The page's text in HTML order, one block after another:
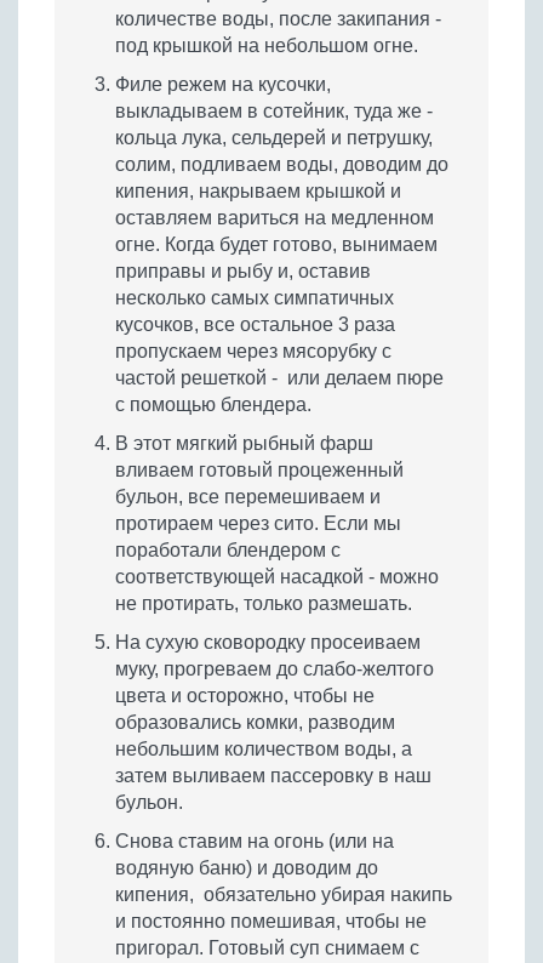
количестве воды, после закипания -
под крышкой на небольшом огне.
Филе режем на кусочки,
выкладываем в сотейник, туда же -
кольца лука, сельдерей и петрушку,
солим, подливаем воды, доводим до
кипения, накрываем крышкой и
оставляем вариться на медленном
огне. Когда будет готово, вынимаем
приправы и рыбу и, оставив
несколько самых симпатичных
кусочков, все остальное 3 раза
пропускаем через мясорубку с
частой решеткой - или делаем пюре
с помощью блендера.
В этот мягкий рыбный фарш
вливаем готовый процеженный
бульон, все перемешиваем и
протираем через сито. Если мы
поработали блендером с
соответствующей насадкой - можно
не протирать, только размешать.
На сухую сковородку просеиваем
муку, прогреваем до слабо-желтого
цвета и осторожно, чтобы не
образовались комки, разводим
небольшим количеством воды, а
затем выливаем пассеровку в наш
бульон.
Снова ставим на огонь (или на
водяную баню) и доводим до
кипения, обязательно убирая накипь
и постоянно помешивая, чтобы не
пригорал. Готовый суп снимаем с